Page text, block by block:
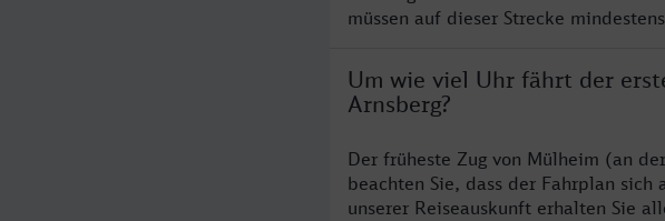
müssen auf dieser Strecke
Um wie viel Uhr fährt der
Arnsberg?
Der früheste Zug von Mülheim (an
beachten Sie, dass der Fahrplan
unserer Reiseauskunft erhalten Sie